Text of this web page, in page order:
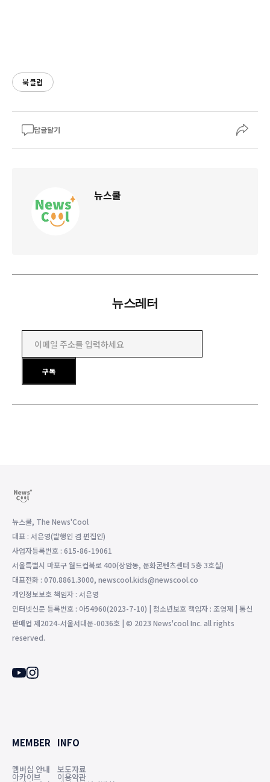
북클럽
답글달기
뉴스쿨
뉴스레터
구독
뉴스쿨, The News'Cool
대표 : 서은영(발행인 겸 편집인)
사업자등록번호 : 615-86-19061
서울특별시 마포구 월드컵북로 400(상암동, 문화콘텐츠센터 5층 3호실)
대표전화 : 070.8861.3000, newscool.kids@newscool.co
개인정보보호 책임자 : 서은영
인터넷신문 등록번호 : 아54960(2023-7-10) | 청소년보호 책임자 : 조영제 | 통신
판매업 제2024-서울서대문-0036호 | © 2023 News'cool Inc. all rights
reserved.
MEMBER
멤버십 안내
아카이브
INFO
보도자료
이용약관